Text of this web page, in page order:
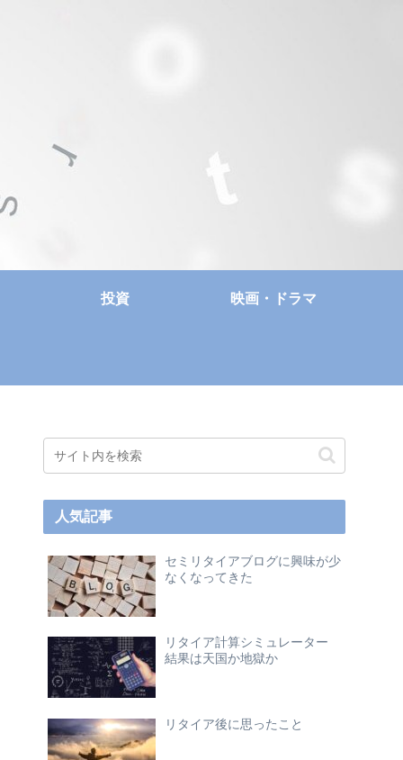
投資 映画・ドラマ
人気記事
セミリタイアブログに興味が少
なくなってきた
リタイア計算シミュレーター
結果は天国か地獄か
リタイア後に思ったこと